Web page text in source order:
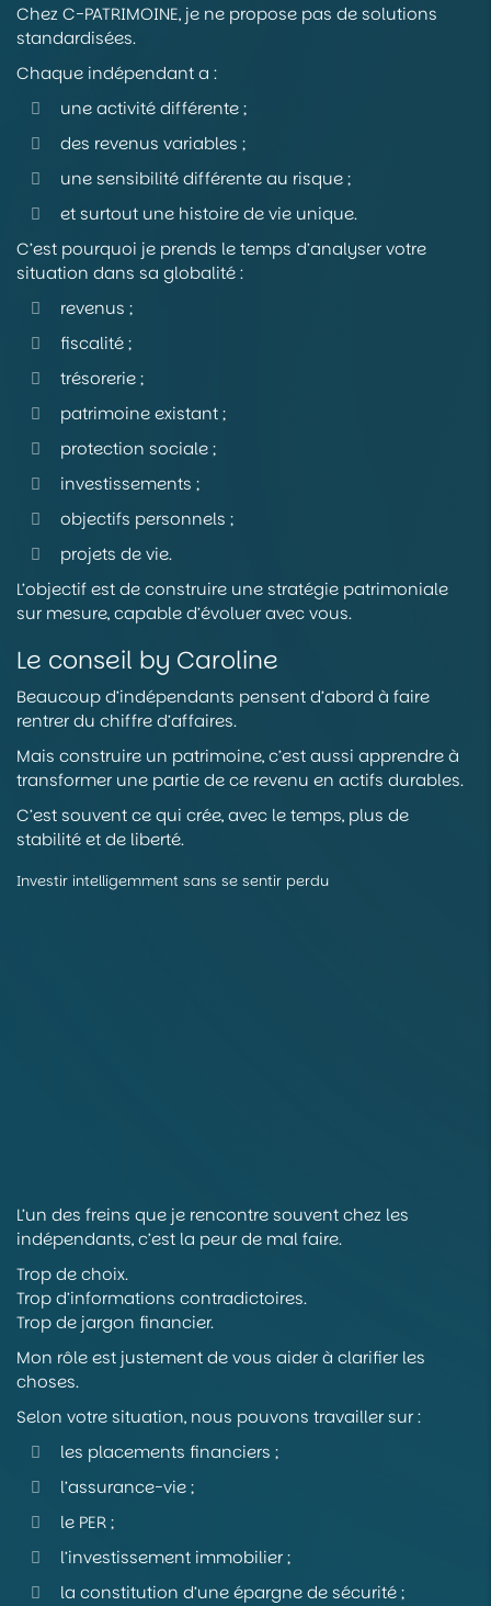
Chez C-PATRIMOINE, je ne propose pas de solutions
standardisées.
Chaque indépendant a :
une activité différente ;
des revenus variables ;
une sensibilité différente au risque ;
et surtout une histoire de vie unique.
C’est pourquoi je prends le temps d’analyser votre
situation dans sa globalité :
revenus ;
fiscalité ;
trésorerie ;
patrimoine existant ;
protection sociale ;
investissements ;
objectifs personnels ;
projets de vie.
L’objectif est de construire une stratégie patrimoniale
sur mesure, capable d’évoluer avec vous.
Le conseil by Caroline
Beaucoup d’indépendants pensent d’abord à faire
rentrer du chiffre d’affaires.
Mais construire un patrimoine, c’est aussi apprendre à
transformer une partie de ce revenu en actifs durables.
C’est souvent ce qui crée, avec le temps, plus de
stabilité et de liberté.
Investir intelligemment sans se sentir perdu
L’un des freins que je rencontre souvent chez les
indépendants, c’est la peur de mal faire.
Trop de choix.
Trop d’informations contradictoires.
Trop de jargon financier.
Mon rôle est justement de vous aider à clarifier les
choses.
Selon votre situation, nous pouvons travailler sur :
les placements financiers ;
l’assurance-vie ;
le PER ;
l’investissement immobilier ;
la constitution d’une épargne de sécurité ;